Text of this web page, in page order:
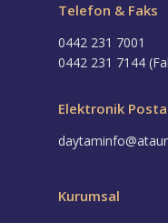
Telefon & Faks
0442 231 7001
0442 231 7144
Elektronik Posta
Kurumsal